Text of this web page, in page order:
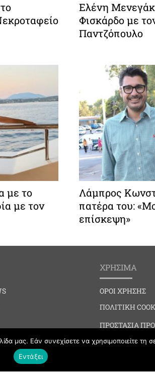
Ελένη
Φισκάρδο με
Παντζόπουλο
με το
με τον
Λάμπρος
πατέρα του:
επίσκεψη»
ΧΡΗΣΙΜΑ
ΟΡΟΙ ΧΡΗΣΗΣ
ΠΟΛΙΤΙΚΗ
ΠΡΟΣΤΑΣΙΑ
ΕΠΙΚΟΙΝΩΝΙΑ
μας. Εάν συνεχίσετε να χρησιμοποιείτε τη
Εντάξει